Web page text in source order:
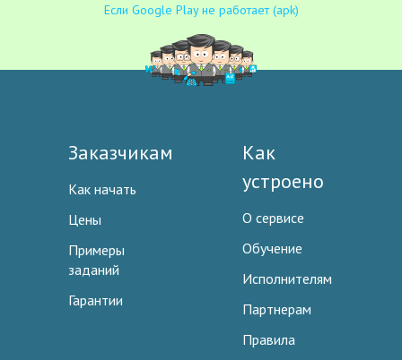
Если Google Play не работает (apk)
Заказчикам
Как начать
Цены
Примеры
заданий
Гарантии
Как
устроено
О сервисе
Обучение
Исполнителям
Партнерам
Правила